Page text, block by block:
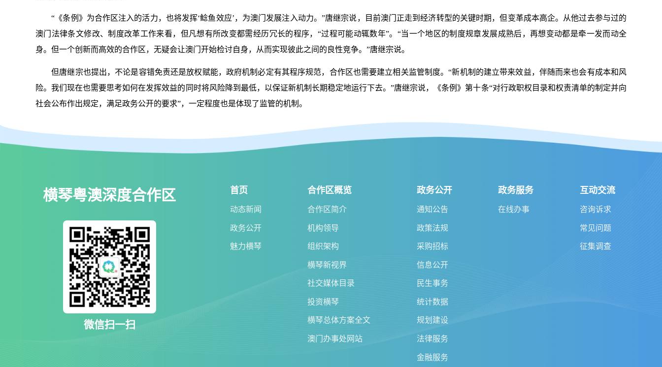
“《条例》为合作区注入的活力，也将发挥‘鲶鱼效应’，为澳门发展注入动力。”唐继宗说，目前澳门正走到经济转型的关键时期，但变革成本高企。从他过去参与过的
澳门法律条文修改、制度改革工作来看，但凡想有所改变都需经历冗长的程序，“过程可能动辄数年”。“当一个地区的制度规章发展成熟后，再想变动都是牵一发而动全
身。但一个创新而高效的合作区，无疑会让澳门开始检讨自身，从而实现彼此之间的良性竞争。”唐继宗说。
但唐继宗也提出，不论是容错免责还是放权赋能，政府机制必定有其程序规范，合作区也需要建立相关监管制度。“新机制的建立带来效益，伴随而来也会有成本和风
险。我们现在也需要思考如何在发挥效益的同时将风险降到最低，以保证新机制长期稳定地运行下去。”唐继宗说，《条例》第十条“对行政职权目录和权责清单的制定并向
社会公布作出规定，满足政务公开的要求”，一定程度也是体现了监管的机制。
横琴粤澳深度合作区
微信扫一扫
首页
动态新闻
政务公开
魅力横琴
合作区概览
合作区简介
机构领导
组织架构
横琴新视界
社交媒体目录
投资横琴
横琴总体方案全文
澳门办事处网站
政务公开
通知公告
政策法规
采购招标
信息公开
民生事务
统计数据
规划建设
法律服务
金融服务
政务服务
在线办事
互动交流
咨询诉求
常见问题
征集调查